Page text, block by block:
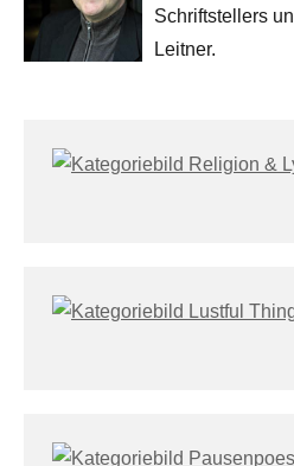
Schriftstellers
Leitner.